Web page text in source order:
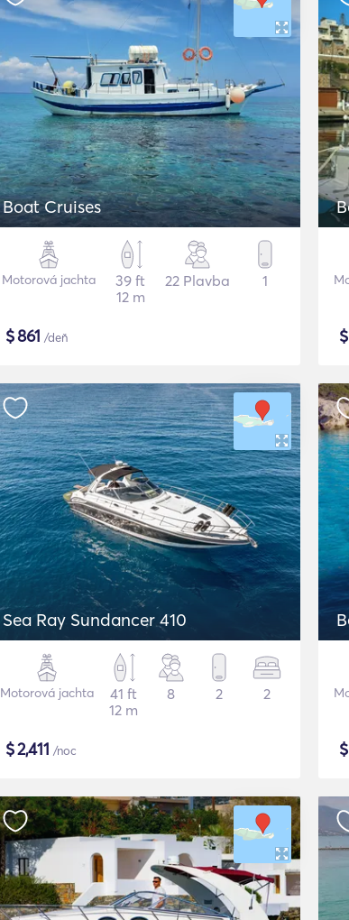
Boat Cruises
Motorová jachta
39 ft
12 m
22 Plavba 1
$861 /deň
Sea Ray Sundancer 410
Motorová jachta
41 ft
12 m
8 2 2
$2,411 /noc